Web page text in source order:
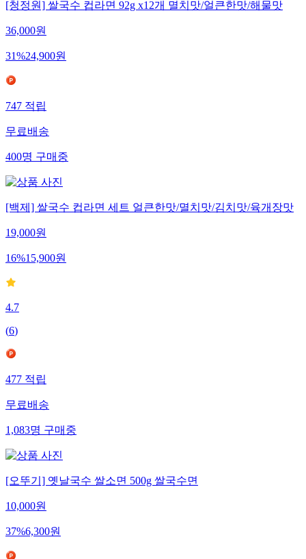
[청정원] 쌀국수 컵라면 92g x12개 멸치맛/얼큰한맛/해물맛
36,000원
31%24,900원
747 적립
무료배송
400명 구매중
[백제] 쌀국수 컵라면 세트 얼큰한맛/멸치맛/김치맛/육개장맛
19,000원
16%15,900원
4.7
(6)
477 적립
무료배송
1,083명 구매중
[오뚜기] 옛날국수 쌀소면 500g 쌀국수면
10,000원
37%6,300원